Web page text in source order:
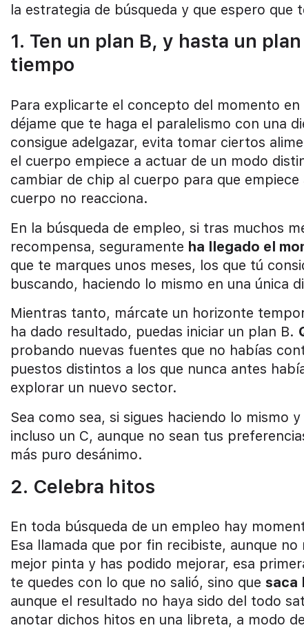
la estrategia de búsqueda y que espero que
1. Ten un plan B, y hasta un
tiempo
Para explicarte el concepto del momento
déjame que te haga el paralelismo con una
consigue adelgazar, evita tomar ciertos
el cuerpo empiece a actuar de un modo
cambiar de chip al cuerpo para que
cuerpo no reacciona.
En la búsqueda de empleo, si tras muchos
recompensa, seguramente ha llegado el
que te marques unos meses, los que tú
buscando, haciendo lo mismo en una única
Mientras tanto, márcate un horizonte
ha dado resultado, puedas iniciar un plan B.
probando nuevas fuentes que no habías
puestos distintos a los que nunca antes
explorar un nuevo sector.
Sea como sea, si sigues haciendo lo mismo
incluso un C, aunque no sean tus
más puro desánimo.
2. Celebra hitos
En toda búsqueda de un empleo hay
Esa llamada que por fin recibiste, aunque
mejor pinta y has podido mejorar, esa
te quedes con lo que no salió, sino que saca
aunque el resultado no haya sido del todo
anotar dichos hitos en una libreta, a modo